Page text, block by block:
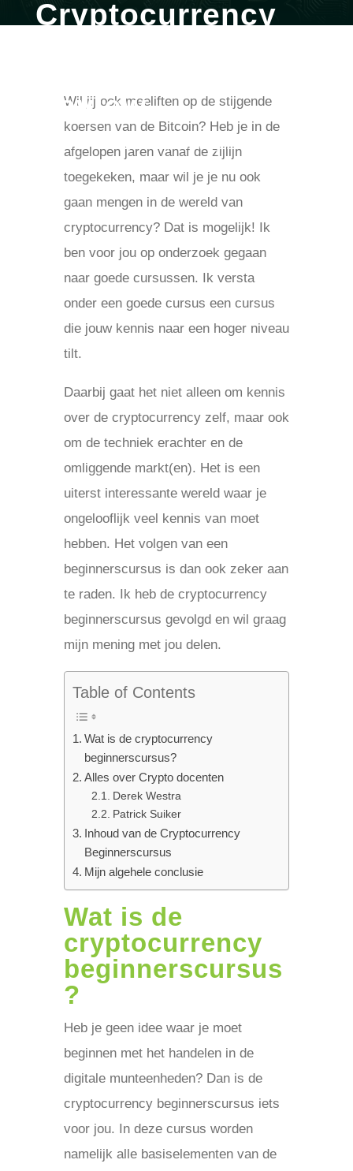
Cryptocurrency
Review
britt mrt 10, 2020 Uncategorized
Wil jij ook meeliften op de stijgende
koersen van de Bitcoin? Heb je in de
afgelopen jaren vanaf de zijlijn
toegekeken, maar wil je je nu ook
gaan mengen in de wereld van
cryptocurrency? Dat is mogelijk! Ik
ben voor jou op onderzoek gegaan
naar goede cursussen. Ik versta
onder een goede cursus een cursus
die jouw kennis naar een hoger niveau
tilt.
Daarbij gaat het niet alleen om kennis
over de cryptocurrency zelf, maar ook
om de techniek erachter en de
omliggende markt(en). Het is een
uiterst interessante wereld waar je
ongelooflijk veel kennis van moet
hebben. Het volgen van een
beginnerscursus is dan ook zeker aan
te raden. Ik heb de cryptocurrency
beginnerscursus gevolgd en wil graag
mijn mening met jou delen.
Table of Contents
Wat is de cryptocurrency
beginnerscursus?
Alles over Crypto docenten
Derek Westra
Patrick Suiker
Inhoud van de Cryptocurrency
Beginnerscursus
Mijn algehele conclusie
Wat is de
cryptocurrency
beginnerscursus
?
Heb je geen idee waar je moet
beginnen met het handelen in de
digitale munteenheden? Dan is de
cryptocurrency beginnerscursus iets
voor jou. In deze cursus worden
namelijk alle basiselementen van de